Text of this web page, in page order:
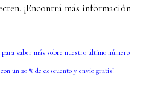
. ¡Encontrá más información
para saber más sobre nuestro último número
un 20 % de descuento y envío gratis!